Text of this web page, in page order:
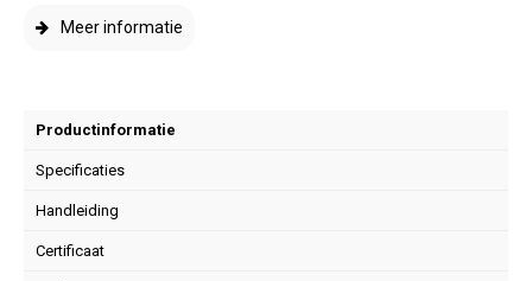
Meer informatie
Productinformatie
Specificaties
Handleiding
Certificaat